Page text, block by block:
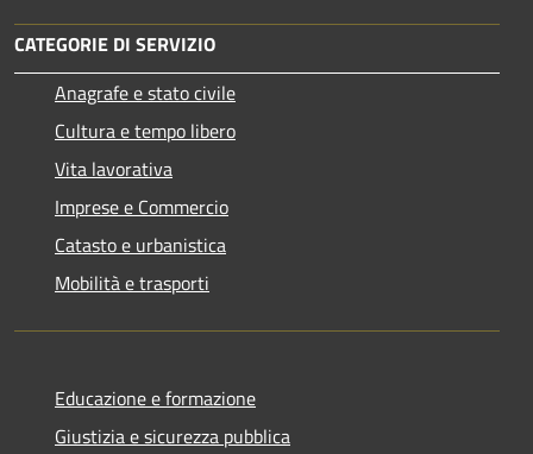
CATEGORIE DI SERVIZIO
Anagrafe e stato civile
Cultura e tempo libero
Vita lavorativa
Imprese e Commercio
Catasto e urbanistica
Mobilità e trasporti
Educazione e formazione
Giustizia e sicurezza pubblica